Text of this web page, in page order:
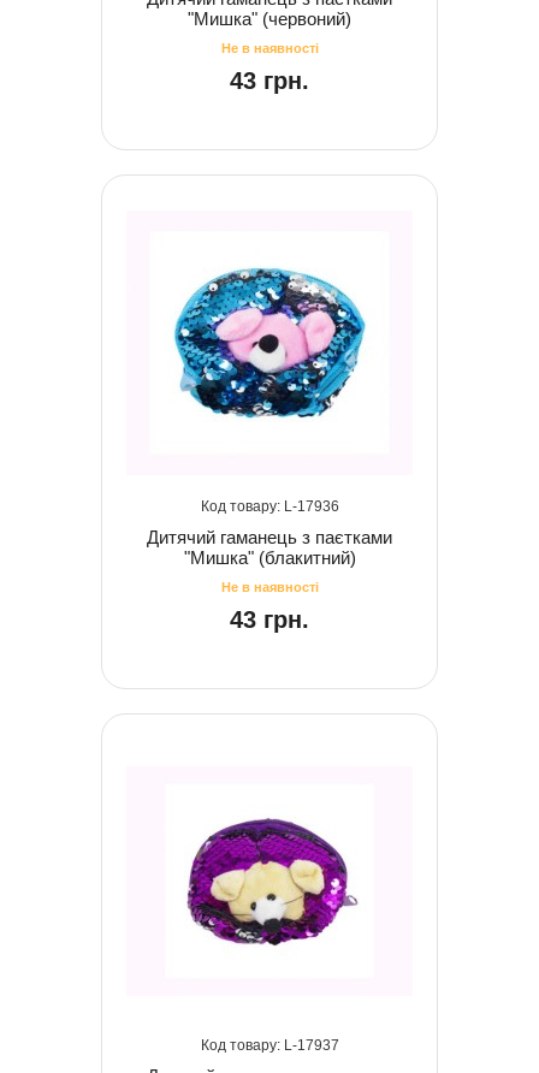
"Мишка" (червоний)
43 грн.
17936
Дитячий гаманець з паєтками
"Мишка" (блакитний)
43 грн.
17937